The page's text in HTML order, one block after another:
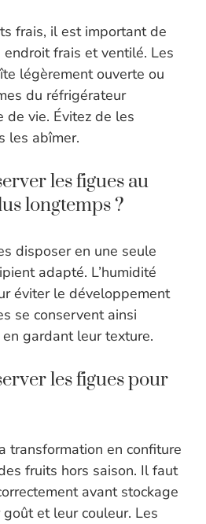
frais, il est important de
frais et ventilé. Les
légèrement ouverte ou
du réfrigérateur
de vie. Évitez de les
les abîmer.
les figues au
longtemps ?
disposer en une seule
adapté. L’humidité
éviter le développement
se conservent ainsi
gardant leur texture.
les figues pour
transformation en confiture
fruits hors saison. Il faut
avant stockage
et leur couleur. Les